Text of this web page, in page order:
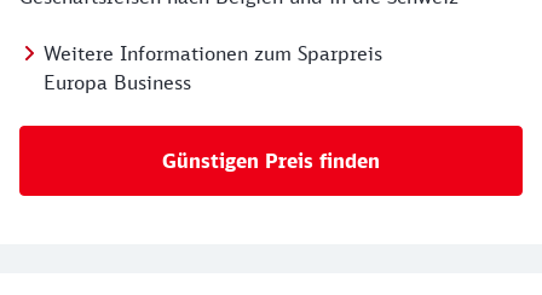
Weitere Informationen zum Sparpreis
Europa Business
Günstigen Preis finden